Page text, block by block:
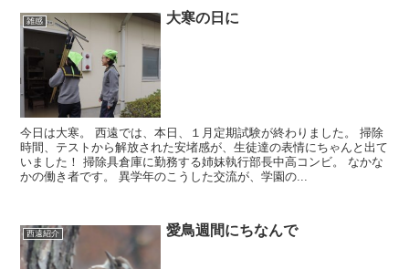
雑感 大寒の日に
今日は大寒。 西遠では、本日、１月定期試験が終わりました。 掃除
時間、テストから解放された安堵感が、生徒達の表情にちゃんと出て
いました！ 掃除具倉庫に勤務する姉妹執行部長中高コンビ。 なかな
かの働き者です。 異学年のこうした交流が、学園の...
西遠紹介 愛鳥週間にちなんで